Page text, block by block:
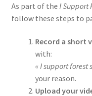
As part of the I Support
follow these steps to
Record a short
with:
« I support forest
your reason.
Upload your